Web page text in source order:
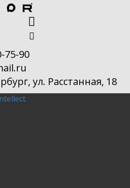
75-90
ул. Расстанная, 18